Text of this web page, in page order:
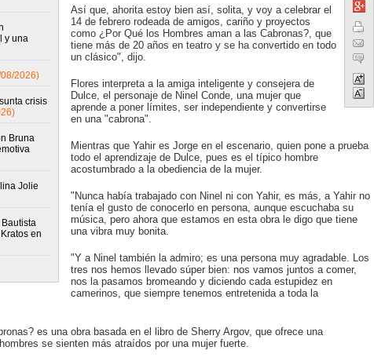
y una
2026)
crisis
Bruna
Jolie
en
Así que, ahorita estoy bien así, solita, y voy a celebrar el
14 de febrero rodeada de amigos, cariño y proyectos
como ¿Por Qué los Hombres aman a las Cabronas?, que
tiene más de 20 años en teatro y se ha convertido en todo
un clásico", dijo.
Flores interpreta a la amiga inteligente y consejera de
Dulce, el personaje de Ninel Conde, una mujer que
aprende a poner límites, ser independiente y convertirse
en una "cabrona".
Mientras que Yahir es Jorge en el escenario, quien pone a prueba
todo el aprendizaje de Dulce, pues es el típico hombre
acostumbrado a la obediencia de la mujer.
"Nunca había trabajado con Ninel ni con Yahir, es más, a Yahir no
tenía el gusto de conocerlo en persona, aunque escuchaba su
música, pero ahora que estamos en esta obra le digo que tiene
una vibra muy bonita.
"Y a Ninel también la admiro; es una persona muy agradable. Los
tres nos hemos llevado súper bien: nos vamos juntos a comer,
nos la pasamos bromeando y diciendo cada estupidez en
camerinos, que siempre tenemos entretenida a toda la
es una obra basada en el libro de Sherry Argov, que ofrece una
se sienten más atraídos por una mujer fuerte.